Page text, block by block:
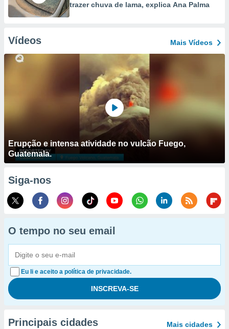
trazer chuva de lama, explica Ana Palma
Vídeos Mais Vídeos
Erupção e intensa atividade no vulcão Fuego,
Guatemala.
Siga-nos
O tempo no seu email
Eu li e aceito a política de privacidade.
Principais cidades Mais cidades